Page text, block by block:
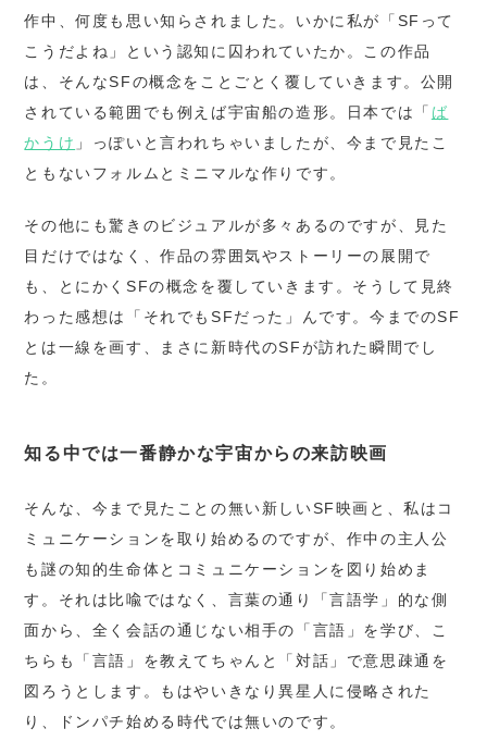
作中、何度も思い知らされました。いかに私が「SFって
こうだよね」という認知に囚われていたか。この作品
は、そんなSFの概念をことごとく覆していきます。公開
されている範囲でも例えば宇宙船の造形。日本では「 ば
かうけ 」っぽいと言われちゃいましたが、今まで見たこ
ともないフォルムとミニマルな作りです。
その他にも驚きのビジュアルが多々あるのですが、見た
目だけではなく、作品の雰囲気やストーリーの展開で
も、とにかくSFの概念を覆していきます。そうして見終
わった感想は「それでもSFだった」んです。今までのSF
とは一線を画す、まさに新時代のSFが訪れた瞬間でし
た。
知る中では一番静かな宇宙からの来訪映画
そんな、今まで見たことの無い新しいSF映画と、私はコ
ミュニケーションを取り始めるのですが、作中の主人公
も謎の知的生命体とコミュニケーションを図り始めま
す。それは比喩ではなく、言葉の通り「言語学」的な側
面から、全く会話の通じない相手の「言語」を学び、こ
ちらも「言語」を教えてちゃんと「対話」で意思疎通を
図ろうとします。もはやいきなり異星人に侵略された
り、ドンパチ始める時代では無いのです。